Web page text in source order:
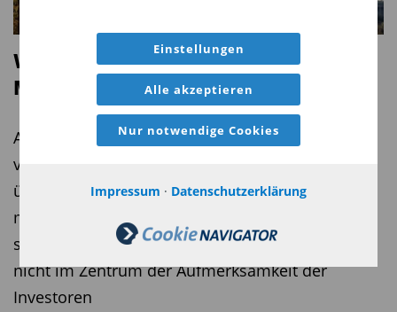
Einstellungen
Alle akzeptieren
Nur notwendige Cookies
Impressum · Datenschutzerklärung
Wie die US-Zwischenwahlen die
Märkte beeinflussen
Angesichts der zahlreichen Ereignisse weltweit –
vom Versuch der USA, Grönland zu annektieren,
über neue Zölle gegen Europa bis hin zu
militärischen Interventionen in Venezuela –
stehen die US-Zwischenwahlen zurzeit vielleicht
nicht im Zentrum der Aufmerksamkeit der
Investoren